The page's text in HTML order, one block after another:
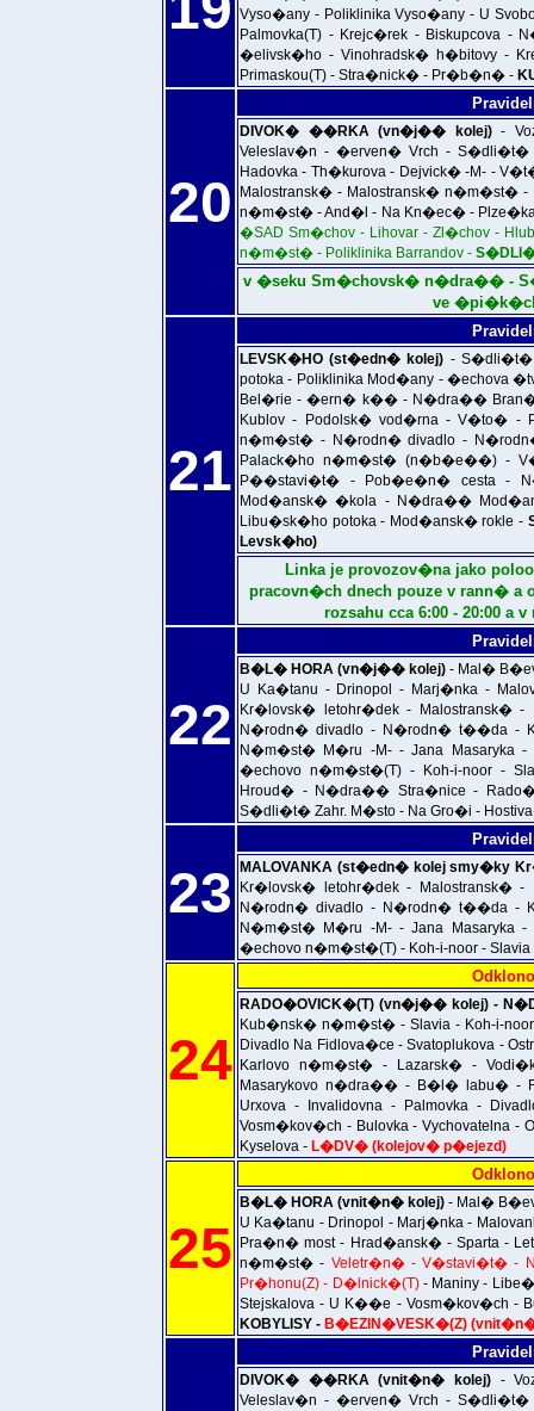
Vyso�any - Poliklinika Vyso�any - U
Palmovka(T) - Krejc�rek -
�elivsk�ho - Vinohradsk� h�bitovy -
Primaskou(T) - Stra�nick� - Pr�b�n� -
20
DIVOK� ��RKA (vn�j�� kolej)-
Veleslav�n - �erven� Vrch -
Hadovka - Th�kurova - Dejvick� -M- -
Malostransk� - Malostransk� n�m�st� -
n�m�st� - And�l - Na Kn�ec� -
�SAD Sm�chov - Lihovar - Zl�chov -
n�m�st� - Poliklinika Barrandov -
v �seku Sm�chovsk� n�dra�� -
ve
21
LEVSK�HO (st�edn� kolej) - S�dli�t�
potoka - Poliklinika Mod�any -
Bel�rie - �ern� k�� - N�dra��
Kublov - Podolsk� vod�rna - V�to�
n�m�st� - N�rodn� divadlo -
Palack�ho n�m�st� (n�b�e��) -
P��stavi�t� - Pob�e�n� cesta -
Mod�ansk� �kola - N�dra��
Libu�sk�ho potoka - Mod�ansk� rokle -
Levsk�ho)
Linka je provozov�na jako
pracovn�ch dnech pouze v rann�
rozsahu cca 6:00 - 20:00 a
22
B�L� HORA (vn�j�� kolej) - Mal�
U Ka�tanu - Drinopol - Marj�nka -
Kr�lovsk� letohr�dek - Malostransk�
N�rodn� divadlo - N�rodn� t��da -
N�m�st� M�ru -M- - Jana Masaryka
�echovo n�m�st�(T) - Koh-i-noor -
Hroud� - N�dra�� Stra�nice -
S�dli�t� Zahr. M�sto - Na Gro�i -
23
MALOVANKA (st�edn� kolej smy�ky
Kr�lovsk� letohr�dek - Malostransk�
N�rodn� divadlo - N�rodn� t��da -
N�m�st� M�ru -M- - Jana Masaryka
�echovo n�m�st�(T) - Koh-i-noor -
24
RADO�OVICK�(T) (vn�j�� kolej) -
Kub�nsk� n�m�st� - Slavia - Koh-i-
Divadlo Na Fidlova�ce - Svatoplukova -
Karlovo n�m�st� - Lazarsk� -
Masarykovo n�dra�� - B�l� labu� -
Urxova - Invalidovna - Palmovka -
Vosm�kov�ch - Bulovka - Vychovatelna
Kyselova - L�DV� (kolejov� p�ejezd)
25
B�L� HORA (vnit�n� kolej) - Mal�
U Ka�tanu - Drinopol - Marj�nka -
Pra�n� most - Hrad�ansk� - Sparta -
n�m�st� - Veletr�n� - V�stavi�t� -
Pr�honu(Z) - D�lnick�(T)- Maniny -
Stejskalova - U K��e - Vosm�kov�ch -
KOBYLISY - B�EZIN�VESK�(Z)
DIVOK� ��RKA (vnit�n� kolej)-
Veleslav�n - �erven� Vrch -